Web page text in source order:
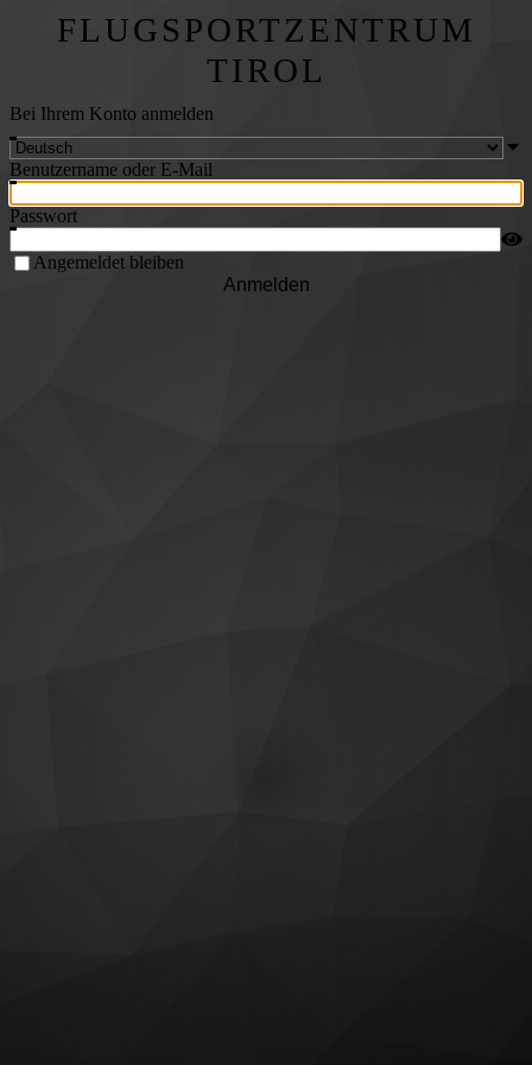
FLUGSPORTZENTRUM
TIROL
Bei Ihrem Konto anmelden
Benutzername oder E-Mail
Passwort
Angemeldet bleiben
Anmelden